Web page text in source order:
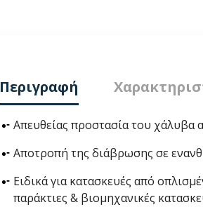
Περιγραφή
Απευθείας προστασία του χάλυβα
Αποτροπή της διάβρωσης σε
Ειδικά για κατασκευές από
παράκτιες & βιομηχανικές